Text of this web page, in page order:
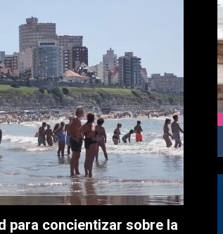
para concientizar sobre la